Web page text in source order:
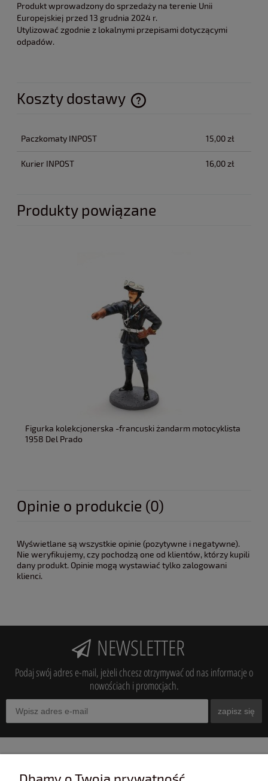
Produkt wprowadzony do sprzedaży na terenie Unii
Europejskiej przed 13 grudnia 2024 r.
Utylizować zgodnie z lokalnymi przepisami dotyczącymi
odpadów.
Koszty dostawy
Cena nie zawiera ewentualnych kosztów płatności
Paczkomaty INPOST 15,00 zł
Kurier INPOST 16,00 zł
Produkty powiązane
Figurka kolekcjonerska -francuski żandarm motocyklista
1958 Del Prado
Opinie o produkcie (0)
Wyświetlane są wszystkie opinie (pozytywne i negatywne).
Nie weryfikujemy, czy pochodzą one od klientów, którzy kupili
dany produkt. Opinie mogą wystawiać tylko zalogowani
klienci.
NEWSLETTER
Podaj swój adres e-mail, jeżeli chcesz otrzymywać od nas informacje o
nowościach i promocjach.
zapisz się